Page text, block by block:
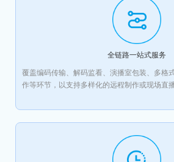
全链路一站式服务
覆盖编码传输、解码监看、演播室包装、多格
作等环节，以支持多样化的远程制作或现场直